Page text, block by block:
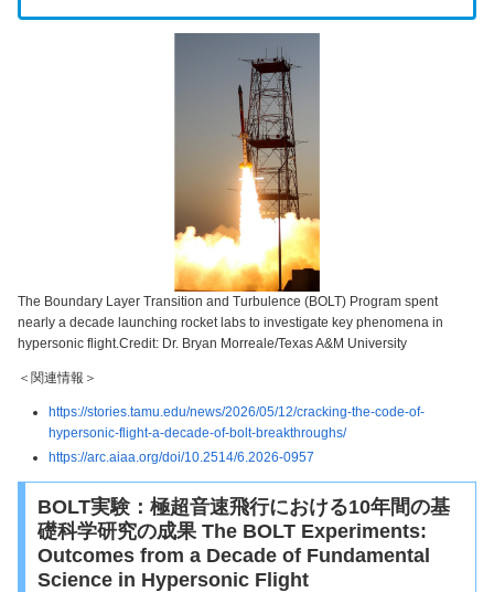
The Boundary Layer Transition and Turbulence (BOLT) Program spent
nearly a decade launching rocket labs to investigate key phenomena in
hypersonic flight.Credit: Dr. Bryan Morreale/Texas A&M University
＜関連情報＞
https://stories.tamu.edu/news/2026/05/12/cracking-the-code-of-
hypersonic-flight-a-decade-of-bolt-breakthroughs/
https://arc.aiaa.org/doi/10.2514/6.2026-0957
BOLT実験：極超音速飛行における10年間の基
礎科学研究の成果 The BOLT Experiments:
Outcomes from a Decade of Fundamental
Science in Hypersonic Flight